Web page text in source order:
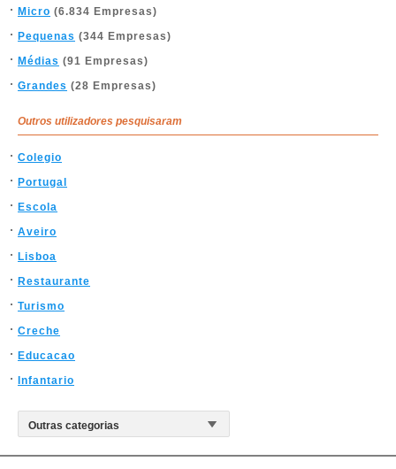
Micro (6.834 Empresas)
Pequenas (344 Empresas)
Médias (91 Empresas)
Grandes (28 Empresas)
Outros utilizadores pesquisaram
Colegio
Portugal
Escola
Aveiro
Lisboa
Restaurante
Turismo
Creche
Educacao
Infantario